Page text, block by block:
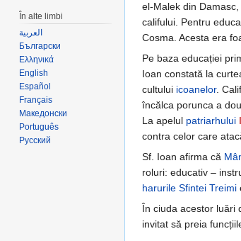
el-Malek din
califului. Pentru
Cosma. Acesta era
Pe baza educației
Ioan constată la
cultului icoanelor.
încălca porunca a
La apelul patriarhului
contra celor care
Sf. Ioan afirma că
roluri: educativ –
harurile Sfintei Treimi
În ciuda acestor luări
invitat să preia
În alte limbi
العربية
Български
Ελληνικά
English
Español
Français
Македонски
Português
Русский